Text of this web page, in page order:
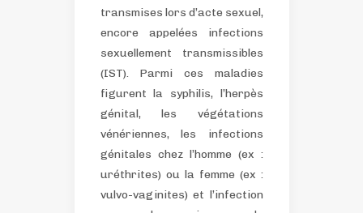
transmises lors d’acte sexuel,
encore appelées infections
sexuellement transmissibles
(IST). Parmi ces maladies
figurent la syphilis, l’herpès
génital, les végétations
vénériennes, les infections
génitales chez l’homme (ex :
uréthrites) ou la femme (ex :
vulvo-vaginites) et l’infection